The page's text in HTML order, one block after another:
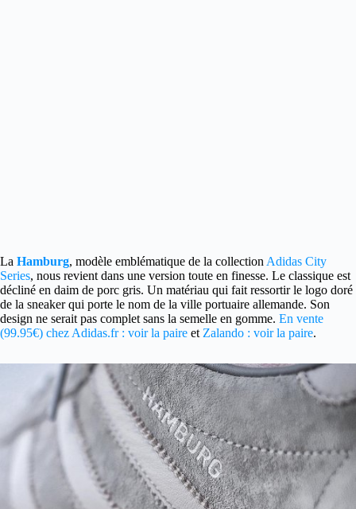
La Hamburg, modèle emblématique de la collection Adidas City
Series, nous revient dans une version toute en finesse. Le classique est
décliné en daim de porc gris. Un matériau qui fait ressortir le logo doré
de la sneaker qui porte le nom de la ville portuaire allemande. Son
design ne serait pas complet sans la semelle en gomme. En vente
(99.95€) chez Adidas.fr : voir la paire et Zalando : voir la paire.